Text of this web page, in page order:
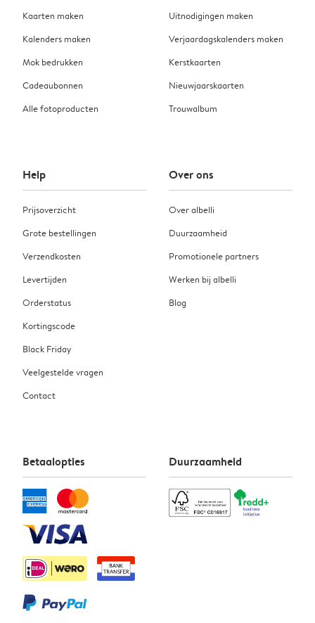
Kaarten maken
Kalenders maken
Mok bedrukken
Cadeaubonnen
Alle fotoproducten
Uitnodigingen maken
Verjaardagskalenders maken
Kerstkaarten
Nieuwjaarskaarten
Trouwalbum
Help
Prijsoverzicht
Grote bestellingen
Verzendkosten
Levertijden
Orderstatus
Kortingscode
Black Friday
Veelgestelde vragen
Contact
Over ons
Over albelli
Duurzaamheid
Promotionele partners
Werken bij albelli
Blog
Betaalopties Duurzaamheid